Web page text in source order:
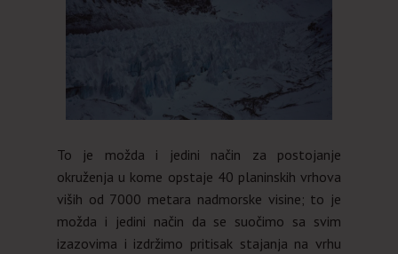
To je možda i jedini način za postojanje
okruženja u kome opstaje 40 planinskih vrhova
viših od 7000 metara nadmorske visine; to je
možda i jedini način da se suočimo sa svim
izazovima i izdržimo pritisak stajanja na vrhu